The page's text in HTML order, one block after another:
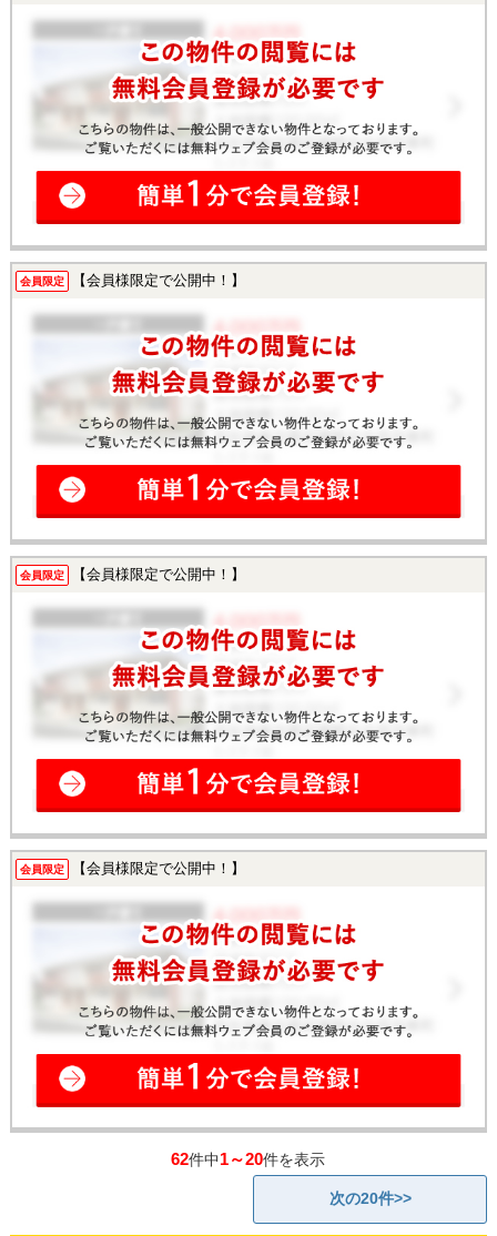
会員限定 【会員様限定で公開中！】
会員限定 【会員様限定で公開中！】
会員限定 【会員様限定で公開中！】
62件中1～20件を表示
次の20件>>